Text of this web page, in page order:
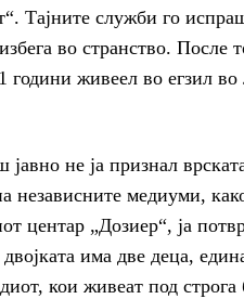
Тајните служби го
во странство. После
години живеел во егзил
не ја признал
независните медиуми,
центар „Дозиер“, ја
има две деца,
кои живеат под строга